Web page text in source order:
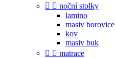
  noční stolky
lamino
masiv borovice
kov
masiv buk
  matrace